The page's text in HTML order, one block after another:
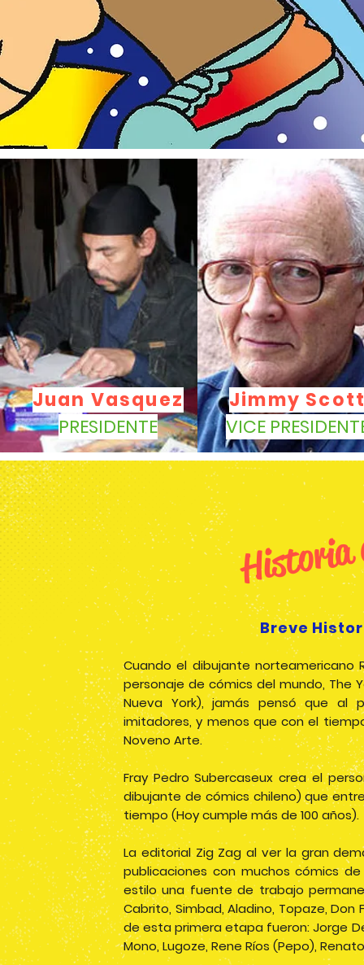
Juan Vasquez
PRESIDENTE
Jimmy
VICE
Historia
Breve
Cuando el dibujante norteamericano
personaje de cómics del mundo, The
Nueva York), jamás pensó que al
imitadores, y menos que con el
Noveno Arte.
Fray Pedro Subercaseux crea el
dibujante de cómics chileno) que
tiempo (Hoy cumple más de 100 años).
La editorial Zig Zag al ver la gran
publicaciones con muchos cómics
estilo una fuente de trabajo
Cabrito, Simbad, Aladino, Topaze, Don
de esta primera etapa fueron: Jorge
Mono, Lugoze, Rene Ríos (Pepo),